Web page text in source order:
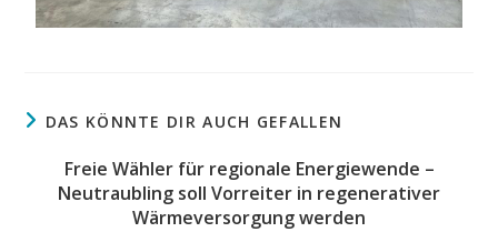
DAS KÖNNTE DIR AUCH GEFALLEN
Freie Wähler für regionale Energiewende –
Neutraubling soll Vorreiter in regenerativer
Wärmeversorgung werden